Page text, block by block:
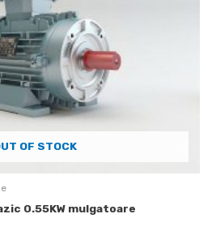
OF STOCK
0.55KW mulgatoare